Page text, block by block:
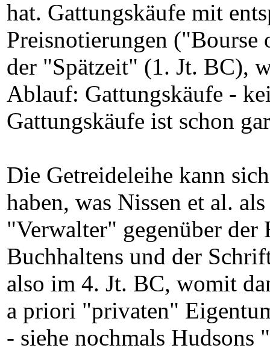
hat. Gattungskäufe mit
Preisnotierungen
der "Spätzeit" (1. Jt. BC),
Ablauf: Gattungskäufe -
Gattungskäufe ist schon
Die Getreideleihe kann
haben, was Nissen et al.
"Verwalter" gegenüber der
Buchhaltens und der
also im 4. Jt. BC, womit
a priori "privaten"
- siehe nochmals Hudsons